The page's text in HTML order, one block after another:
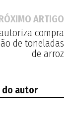
ARTIGO
compra
de toneladas
de arroz
do autor